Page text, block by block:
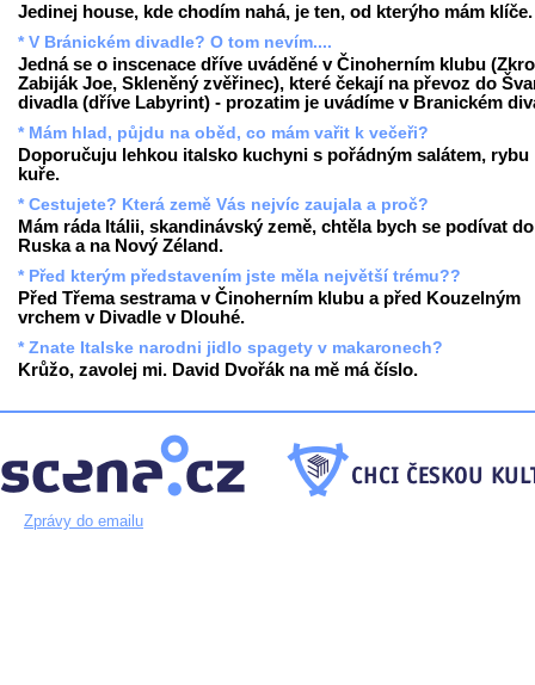
Jedinej house, kde chodím nahá, je ten, od kterýho mám klíče.
* V Bránickém divadle? O tom nevím....
Jedná se o inscenace dříve uváděné v Činoherním klubu
Zabiják Joe, Skleněný zvěřinec), které čekají na převoz do
divadla (dříve Labyrint) - prozatim je uvádíme v Branickém
* Mám hlad, půjdu na oběd, co mám vařit k večeři?
Doporučuju lehkou italsko kuchyni s pořádným salátem, rybu
kuře.
* Cestujete? Která země Vás nejvíc zaujala a proč?
Mám ráda Itálii, skandinávský země, chtěla bych se podívat do
Ruska a na Nový Zéland.
* Před kterým představením jste měla největší trému??
Před Třema sestrama v Činoherním klubu a před Kouzelným
vrchem v Divadle v Dlouhé.
* Znate Italske narodni jidlo spagety v makaronech?
Krůžo, zavolej mi. David Dvořák na mě má číslo.
Zprávy do emailu